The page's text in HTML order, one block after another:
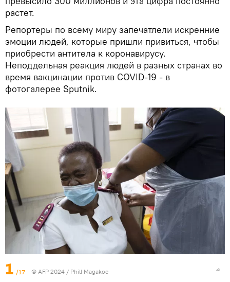
растет.
Репортеры по всему миру запечатлели искренние
эмоции людей, которые пришли привиться, чтобы
приобрести антитела к коронавирусу.
Неподдельная реакция людей в разных странах во
время вакцинации против COVID-19 - в
фотогалерее Sputnik.
1 /17 © AFP 2024 / Phill Magakoe